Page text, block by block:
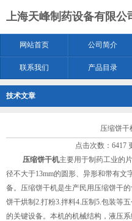
上海天峰制药设备有限公
网站首页 公司简介
联系我们 产品目录
技术文章
压缩饼干
点击次数：6417
压缩饼干机主要用于制药工业的
径不大于13mm的圆形、异形和带有
备。压缩饼干机是生产民用压缩饼干
饼干烘制2.打粉3.拌料4.压制5.包装等
的关键设备。本机的机械结构，液压